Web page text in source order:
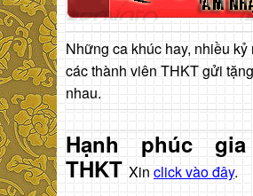
Những ca khúc hay, nhiều kỷ
các thành viên THKT gửi
nhau.
Hạnh phúc
THKT Xin click vào đây.